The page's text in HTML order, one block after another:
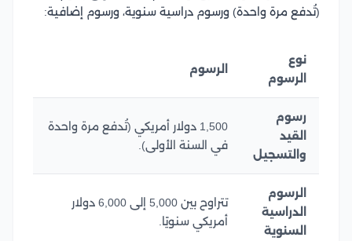
(تُدفع مرة واحدة) ورسوم دراسية سنوية، ورسوم إضافية:
نوع
الرسوم
الرسوم
رسوم
القيد
والتسجيل
1,500 دولار أمريكي (تُدفع مرة واحدة
في السنة الأولى).
الرسوم
الدراسية
السنوية
تتراوح بين 5,000 إلى 6,000 دولار
أمريكي سنويًا.